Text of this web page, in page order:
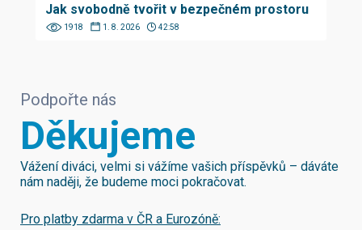
Jak svobodně tvořit v bezpečném prostoru
1918 1. 8. 2026 42:58
Podpořte nás
Děkujeme
Vážení diváci, velmi si vážíme vašich příspěvků – dáváte
nám naději, že budeme moci pokračovat.
Pro platby zdarma v ČR a Eurozóně: